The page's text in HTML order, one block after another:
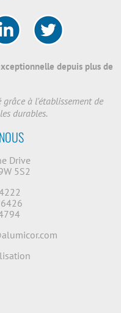
depuis plus de
à l'établissement de
durables.
Drive
5S2